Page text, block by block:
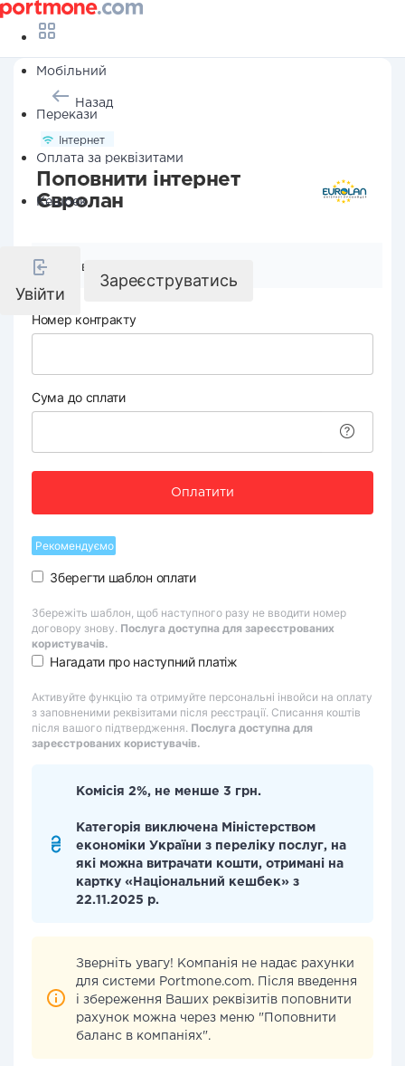
Мобільний
Перекази
Оплата за реквізитами
Кешбек
Увійти
Зареєструватись
Назад
Інтернет
Поповнити інтернет
Євролан
Реквізити компанії
Номер контракту
Сума до сплати
Оплатити
Рекомендуємо
Зберегти шаблон оплати
Збережіть шаблон, щоб наступного разу не вводити номер
договору знову. Послуга доступна для зареєстрованих
користувачів.
Нагадати про наступний платіж
Активуйте функцію та отримуйте персональні інвойси на оплату
з заповненими реквізитами після реєстрації. Списання коштів
після вашого підтвердження. Послуга доступна для
зареєстрованих користувачів.
Комісія 2%, не менше 3 грн.
Категорія виключена Міністерством
економіки України з переліку послуг, на
які можна витрачати кошти, отримані на
картку «Національний кешбек» з
22.11.2025 р.
Зверніть увагу! Компанія не надає рахунки
для системи Portmone.com. Після введення
і збереження Ваших реквізитів поповнити
рахунок можна через меню "Поповнити
баланс в компаніях".